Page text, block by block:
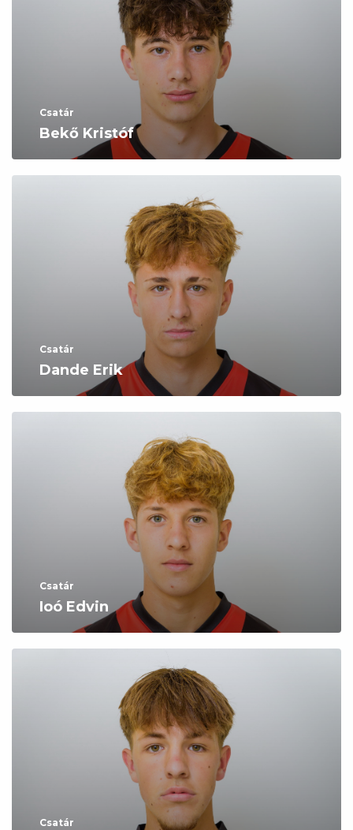
Csatár
Bekő Kristóf
Csatár
Dande Erik
Csatár
Ioó Edvin
Csatár